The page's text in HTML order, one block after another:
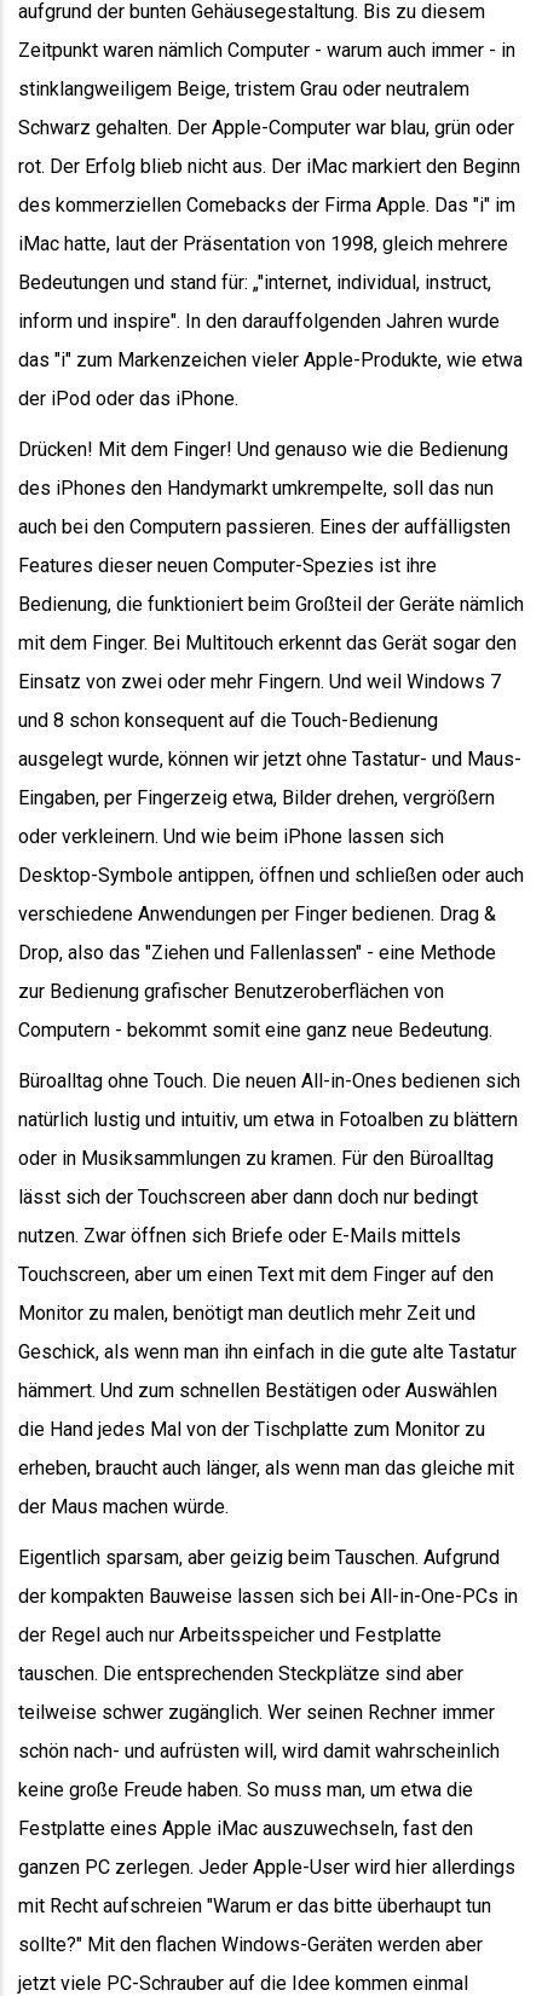
aufgrund der bunten Gehäusegestaltung. Bis zu diesem
Zeitpunkt waren nämlich Computer - warum auch immer - in
stinklangweiligem Beige, tristem Grau oder neutralem
Schwarz gehalten. Der Apple-Computer war blau, grün oder
rot. Der Erfolg blieb nicht aus. Der iMac markiert den Beginn
des kommerziellen Comebacks der Firma Apple. Das "i" im
iMac hatte, laut der Präsentation von 1998, gleich mehrere
Bedeutungen und stand für: „"internet, individual, instruct,
inform und inspire". In den darauffolgenden Jahren wurde
das "i" zum Markenzeichen vieler Apple-Produkte, wie etwa
der iPod oder das iPhone.
Drücken! Mit dem Finger! Und genauso wie die Bedienung
des iPhones den Handymarkt umkrempelte, soll das nun
auch bei den Computern passieren. Eines der auffälligsten
Features dieser neuen Computer-Spezies ist ihre
Bedienung, die funktioniert beim Großteil der Geräte nämlich
mit dem Finger. Bei Multitouch erkennt das Gerät sogar den
Einsatz von zwei oder mehr Fingern. Und weil Windows 7
und 8 schon konsequent auf die Touch-Bedienung
ausgelegt wurde, können wir jetzt ohne Tastatur- und Maus-
Eingaben, per Fingerzeig etwa, Bilder drehen, vergrößern
oder verkleinern. Und wie beim iPhone lassen sich
Desktop-Symbole antippen, öffnen und schließen oder auch
verschiedene Anwendungen per Finger bedienen. Drag &
Drop, also das "Ziehen und Fallenlassen" - eine Methode
zur Bedienung grafischer Benutzeroberflächen von
Computern - bekommt somit eine ganz neue Bedeutung.
Büroalltag ohne Touch. Die neuen All-in-Ones bedienen sich
natürlich lustig und intuitiv, um etwa in Fotoalben zu blättern
oder in Musiksammlungen zu kramen. Für den Büroalltag
lässt sich der Touchscreen aber dann doch nur bedingt
nutzen. Zwar öffnen sich Briefe oder E-Mails mittels
Touchscreen, aber um einen Text mit dem Finger auf den
Monitor zu malen, benötigt man deutlich mehr Zeit und
Geschick, als wenn man ihn einfach in die gute alte Tastatur
hämmert. Und zum schnellen Bestätigen oder Auswählen
die Hand jedes Mal von der Tischplatte zum Monitor zu
erheben, braucht auch länger, als wenn man das gleiche mit
der Maus machen würde.
Eigentlich sparsam, aber geizig beim Tauschen. Aufgrund
der kompakten Bauweise lassen sich bei All-in-One-PCs in
der Regel auch nur Arbeitsspeicher und Festplatte
tauschen. Die entsprechenden Steckplätze sind aber
teilweise schwer zugänglich. Wer seinen Rechner immer
schön nach- und aufrüsten will, wird damit wahrscheinlich
keine große Freude haben. So muss man, um etwa die
Festplatte eines Apple iMac auszuwechseln, fast den
ganzen PC zerlegen. Jeder Apple-User wird hier allerdings
mit Recht aufschreien "Warum er das bitte überhaupt tun
sollte?" Mit den flachen Windows-Geräten werden aber
jetzt viele PC-Schrauber auf die Idee kommen einmal